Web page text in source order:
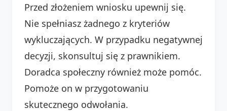
Przed złożeniem wniosku upewnij się.
Nie spełniasz żadnego z kryteriów
wykluczających. W przypadku negatywnej
decyzji, skonsultuj się z prawnikiem.
Doradca społeczny również może pomóc.
Pomoże on w przygotowaniu
skutecznego odwołania.